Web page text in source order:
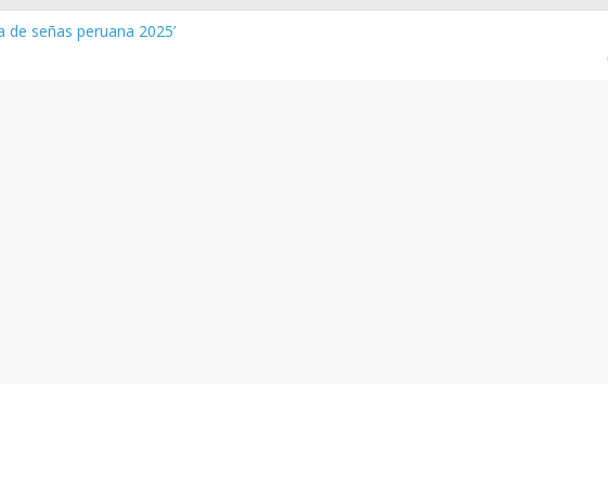
de señas peruana 2025’